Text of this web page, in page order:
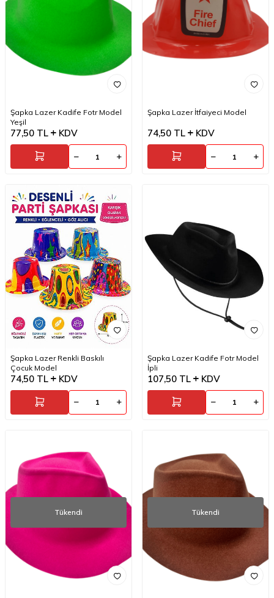
Şapka Lazer Kadife Fotr Model
Yeşil
77,50 TL KDV
Şapka Lazer İtfaiyeci Model
74,50 TL KDV
Şapka Lazer Renkli Baskılı
Çocuk Model
74,50 TL KDV
Şapka Lazer Kadife Fotr Model
İpli
107,50 TL KDV
Tükendi Tükendi